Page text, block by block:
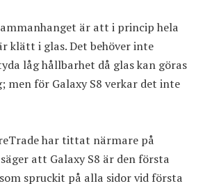
är att i princip hela
klätt i glas. Det behöver inte
låg hållbarhet då glas kan göras
men för Galaxy S8 verkar det inte
har tittat närmare på
att Galaxy S8 är den första
spruckit på alla sidor vid första